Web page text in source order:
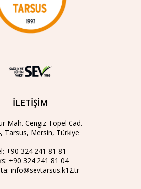
İLETİŞİM
Mah. Cengiz Topel Cad.
Tarsus, Mersin, Türkiye
+90 324 241 81 81
+90 324 241 81 04
info@sevtarsus.k12.tr